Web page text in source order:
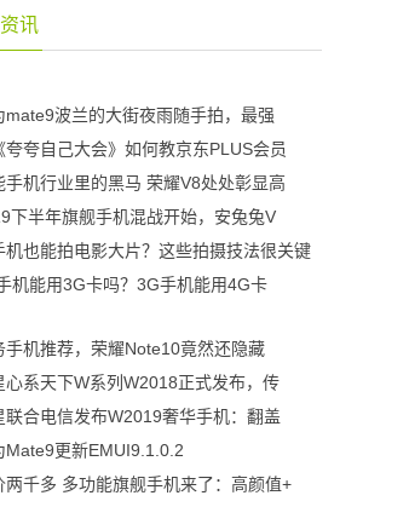
讯
mate9波兰的大街夜雨随手拍，最强
夸夸自己大会》如何教京东PLUS会员
手机行业里的黑马 荣耀V8处处彰显高
下半年旗舰手机混战开始，安兔兔V
机也能拍电影大片？这些拍摄技法很关键
机能用3G卡吗？3G手机能用4G卡
手机推荐，荣耀Note10竟然还隐藏
心系天下W系列W2018正式发布，传
联合电信发布W2019奢华手机：翻盖
Mate9更新EMUI9.1.0.2
两千多 多功能旗舰手机来了：高颜值+